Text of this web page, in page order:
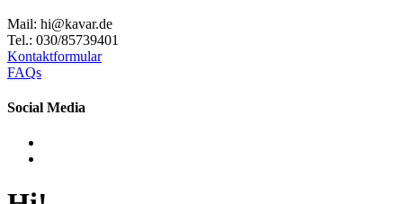
Mail: hi@kavar.de
Tel.: 030/85739401
Kontaktformular
FAQs
Social Media